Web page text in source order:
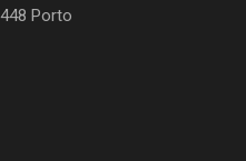
Porto